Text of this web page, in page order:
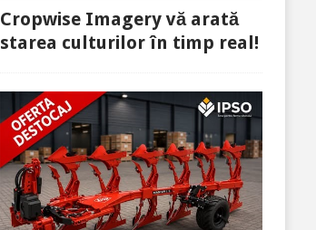
Cropwise Imagery vă arată
starea culturilor în timp real!